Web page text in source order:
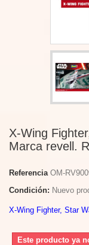
X-Wing
Marca revell.
Referencia OM-
Condición: Nuevo
X-Wing Fighter, Star
Este producto ya